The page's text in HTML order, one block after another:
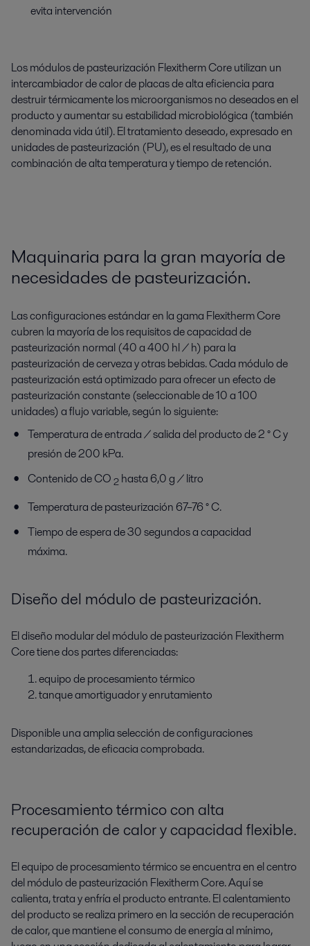
evita intervención
Los módulos de pasteurización Flexitherm Core utilizan un
intercambiador de calor de placas de alta eficiencia para
destruir térmicamente los microorganismos no deseados en el
producto y aumentar su estabilidad microbiológica (también
denominada vida útil). El tratamiento deseado, expresado en
unidades de pasteurización (PU), es el resultado de una
combinación de alta temperatura y tiempo de retención.
Maquinaria para la gran mayoría de
necesidades de pasteurización.
Las configuraciones estándar en la gama Flexitherm Core
cubren la mayoría de los requisitos de capacidad de
pasteurización normal (40 a 400 hl / h) para la
pasteurización de cerveza y otras bebidas. Cada módulo de
pasteurización está optimizado para ofrecer un efecto de
pasteurización constante (seleccionable de 10 a 100
unidades) a flujo variable, según lo siguiente:
Temperatura de entrada / salida del producto de 2 ° C y
presión de 200 kPa.
Contenido de CO 2 hasta 6,0 g / litro
Temperatura de pasteurización 67–76 ° C.
Tiempo de espera de 30 segundos a capacidad
máxima.
Diseño del módulo de pasteurización.
El diseño modular del módulo de pasteurización Flexitherm
Core tiene dos partes diferenciadas:
equipo de procesamiento térmico
tanque amortiguador y enrutamiento
Disponible una amplia selección de configuraciones
estandarizadas, de eficacia comprobada.
Procesamiento térmico con alta
recuperación de calor y capacidad flexible.
El equipo de procesamiento térmico se encuentra en el centro
del módulo de pasteurización Flexitherm Core. Aquí se
calienta, trata y enfría el producto entrante. El calentamiento
del producto se realiza primero en la sección de recuperación
de calor, que mantiene el consumo de energía al mínimo,